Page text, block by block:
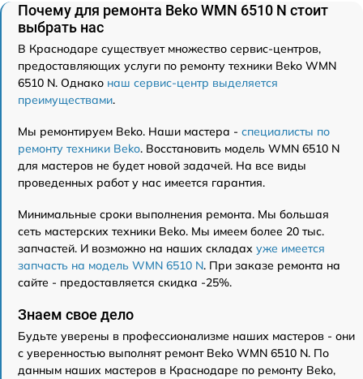
Почему для ремонта Beko WMN 6510 N стоит
выбрать нас
В Краснодаре существует множество сервис-центров,
предоставляющих услуги по ремонту техники Beko WMN
6510 N. Однако наш сервис-центр выделяется
преимуществами.
Мы ремонтируем Beko. Наши мастера - специалисты по
ремонту техники Beko. Восстановить модель WMN 6510 N
для мастеров не будет новой задачей. На все виды
проведенных работ у нас имеется гарантия.
Минимальные сроки выполнения ремонта. Мы большая
сеть мастерских техники Beko. Мы имеем более 20 тыс.
запчастей. И возможно на наших складах уже имеется
запчасть на модель WMN 6510 N. При заказе ремонта на
сайте - предоставляется скидка -25%.
Знаем свое дело
Будьте уверены в профессионализме наших мастеров - они
с уверенностью выполнят ремонт Beko WMN 6510 N. По
данным наших мастеров в Краснодаре по ремонту Beko,